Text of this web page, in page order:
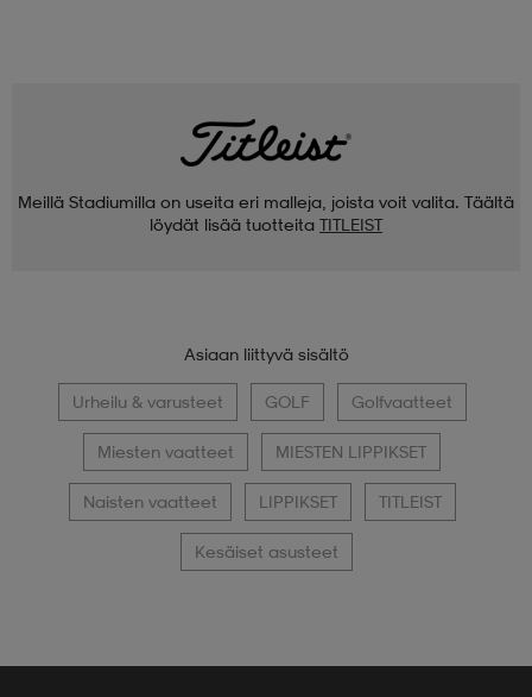
Meillä Stadiumilla on useita eri malleja, joista voit valita. Täältä
löydät lisää tuotteita TITLEIST
Asiaan liittyvä sisältö
Urheilu & varusteet GOLF Golfvaatteet
Miesten vaatteet MIESTEN LIPPIKSET
Naisten vaatteet LIPPIKSET TITLEIST
Kesäiset asusteet